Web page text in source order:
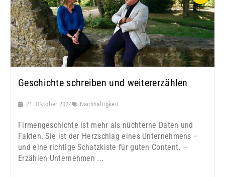
Geschichte schreiben und weitererzählen
21. Oktober 2024 Nachhaltigkeit
Firmengeschichte ist mehr als nüchterne Daten und
Fakten. Sie ist der Herzschlag eines Unternehmens –
und eine richtige Schatzkiste für guten Content. —
Erzählen Unternehmen ...